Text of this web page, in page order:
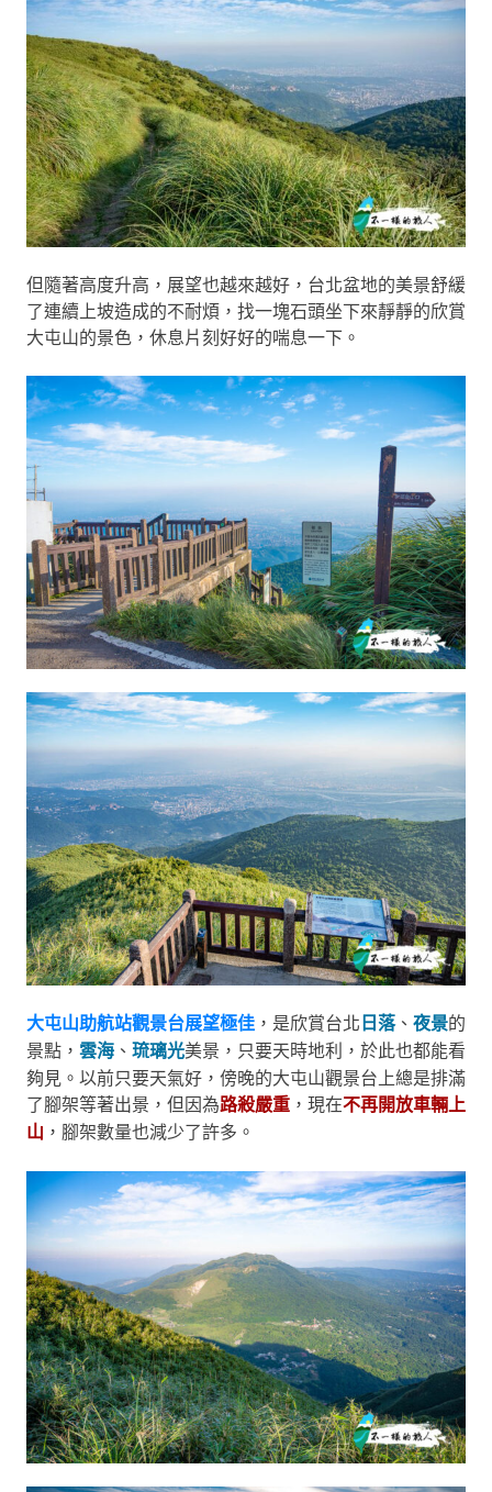
但隨著高度升高，展望也越來越好，台北盆地的美景舒緩
了連續上坡造成的不耐煩，找一塊石頭坐下來靜靜的欣賞
大屯山的景色，休息片刻好好的喘息一下。
大屯山助航站觀景台展望極佳 ，是欣賞台北日落、 夜景的
景點， 雲海 、 琉璃光美景，只要天時地利，於此也都能看
夠見。以前只要天氣好，傍晚的大屯山觀景台上總是排滿
了腳架等著出景，但因為路殺嚴重 ，現在不再開放車輛上
山 ，腳架數量也減少了許多。